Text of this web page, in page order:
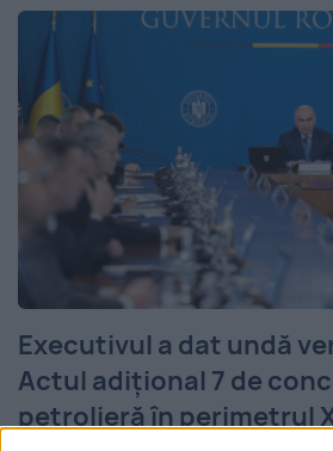
Executivul a dat undă
Actul adițional 7 de
petrolieră în perimetrul